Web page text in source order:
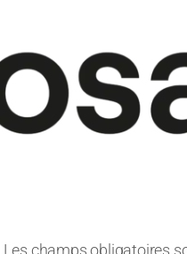
Les champs obligatoires